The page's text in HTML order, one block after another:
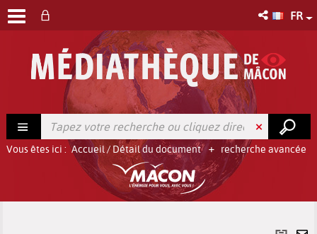
FR
recherche avancée
Vous êtes ici : Accueil/ Détail du document
Lien